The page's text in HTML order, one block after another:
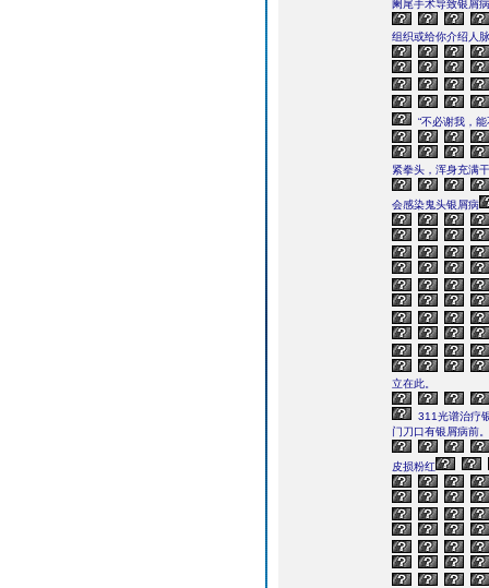
阑尾手术导致银屑病
组织或给你介绍人
“不必谢我，
紧拳头，浑身充满
会感染鬼头银屑病
立在此。
311光谱治疗
门刀口有银屑病前。
皮损粉红